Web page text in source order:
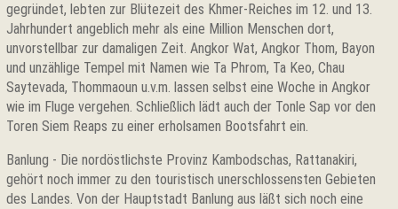
gegründet, lebten zur Blütezeit des Khmer-Reiches im 12. und 13.
Jahrhundert angeblich mehr als eine Million Menschen dort,
unvorstellbar zur damaligen Zeit. Angkor Wat, Angkor Thom, Bayon
und unzählige Tempel mit Namen wie Ta Phrom, Ta Keo, Chau
Saytevada, Thommaoun u.v.m. lassen selbst eine Woche in Angkor
wie im Fluge vergehen. Schließlich lädt auch der Tonle Sap vor den
Toren Siem Reaps zu einer erholsamen Bootsfahrt ein.
Banlung - Die nordöstlichste Provinz Kambodschas, Rattanakiri,
gehört noch immer zu den touristisch unerschlossensten Gebieten
des Landes. Von der Hauptstadt Banlung aus läßt sich noch eine